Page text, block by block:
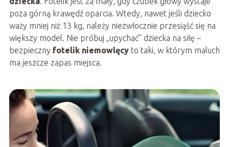
poza górną krawędź oparcia. Wtedy, nawet jeśli dziecko
waży mniej niż 13 kg, należy niezwłocznie przesiąść się na
większy model. Nie próbuj „upychać” dziecka na siłę –
bezpieczny fotelik niemowlęcyto taki, w którym maluch
ma jeszcze zapas miejsca.